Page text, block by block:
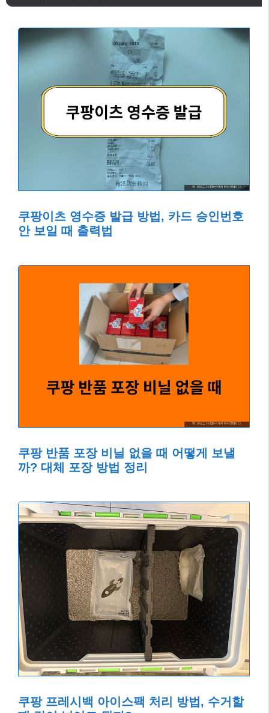
쿠팡이츠 영수증 발급 방법, 카드 승인번호
안 보일 때 출력법
쿠팡 반품 포장 비닐 없을 때 어떻게 보낼
까? 대체 포장 방법 정리
쿠팡 프레시백 아이스팩 처리 방법, 수거할